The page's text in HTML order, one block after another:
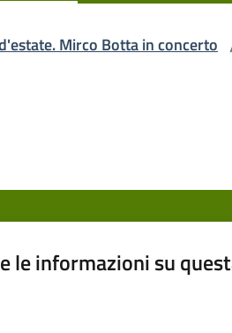
Mirco Botta in concerto
le informazioni su